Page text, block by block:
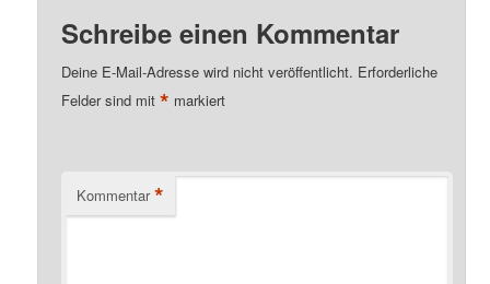
Schreibe einen Kommentar
Deine E-Mail-Adresse wird nicht veröffentlicht. Erforderliche
Felder sind mit* markiert
Kommentar *